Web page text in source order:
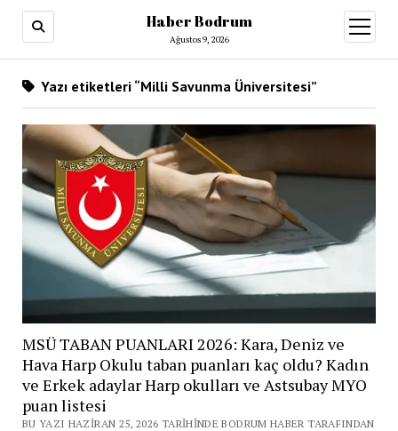
Haber Bodrum
Ağustos 9, 2026
aç
Yazı etiketleri “Milli Savunma Üniversitesi”
MSÜ TABAN PUANLARI 2026: Kara, Deniz ve
Hava Harp Okulu taban puanları kaç oldu? Kadın
ve Erkek adaylar Harp okulları ve Astsubay MYO
puan listesi
BU YAZI HAZIRAN 25, 2026 TARIHINDE BODRUM HABER TARAFINDAN